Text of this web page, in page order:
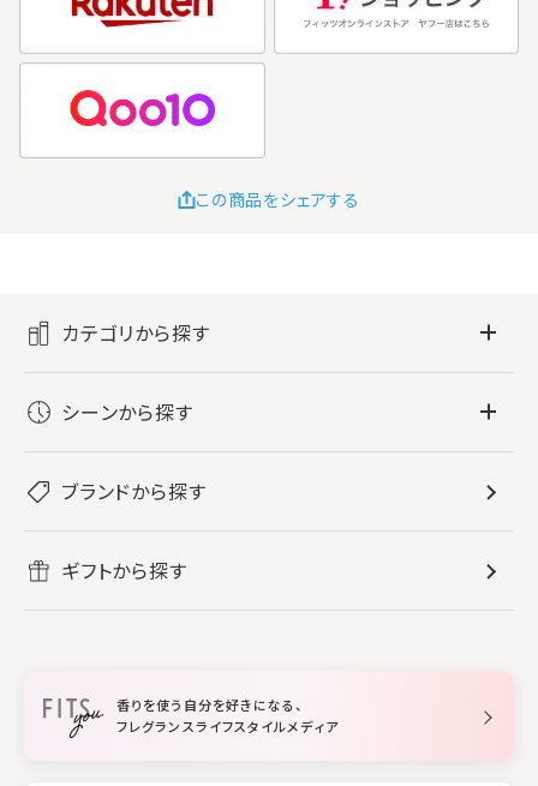
この商品をシェアする
カテゴリから探す
レディース香水
メンズ香水
ボディミスト・スプレー
すべてのバス・ボディケア
ボディ・ハンドクリーム
入浴剤
ホームフレグランス
すべてのホームフレグランス
ルームフレグランス
スタイリング
シーンから探す
リフレッシュしたい
ブランドから探す
ギフトから探す
香りを使う自分を好きになる、
フレグランスライフスタイルメディア